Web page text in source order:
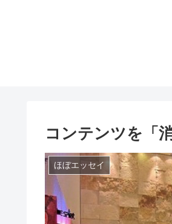
コンテンツを「
ほぼエッセイ